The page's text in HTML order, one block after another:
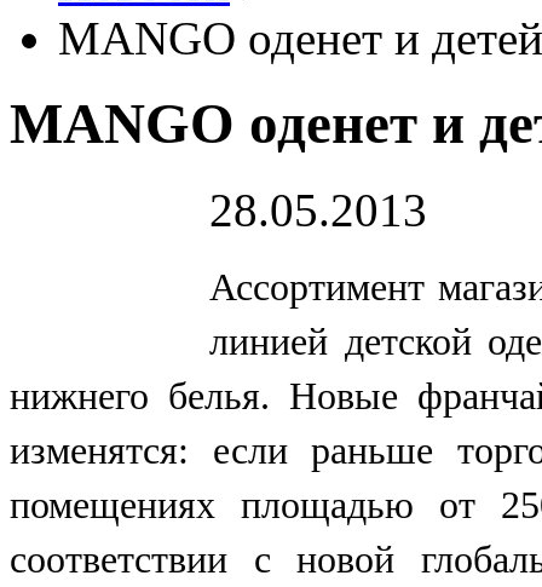
MANGO оденет и детей
MANGO оденет и
28.05.2013
Ассортимент
линией детской
нижнего белья. Новые
изменятся: если раньше
помещениях площадью от
соответствии с новой